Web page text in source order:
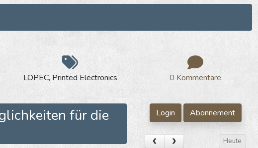
LOPEC, Printed Electronics 0 Kommentare
für die
Login Abonnement
Heute